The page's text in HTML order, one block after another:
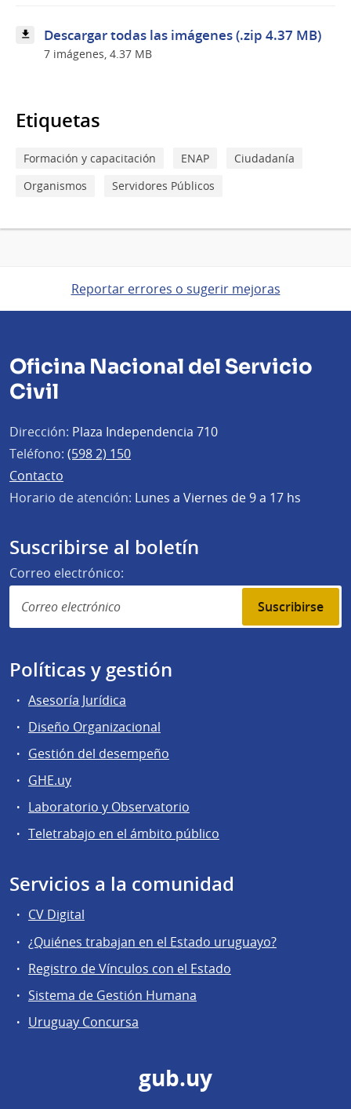
Descargar todas las imágenes (.zip 4.37 MB)
7 imágenes, 4.37 MB
Etiquetas
Formación y capacitación ENAP
Ciudadanía
Organismos
Servidores Públicos
Reportar errores o sugerir mejoras
Oficina Nacional del Servicio
Civil
Dirección: Plaza Independencia 710
Teléfono: (598 2) 150
Contacto
Horario de atención: Lunes a Viernes de 9 a 17 hs
Suscribirse al boletín
Correo electrónico:
Suscribirse
Políticas y gestión
Asesoría Jurídica
Diseño Organizacional
Gestión del desempeño
GHE.uy
Laboratorio y Observatorio
Teletrabajo en el ámbito público
Servicios a la comunidad
CV Digital
¿Quiénes trabajan en el Estado uruguayo?
Registro de Vínculos con el Estado
Sistema de Gestión Humana
Uruguay Concursa
gub.uy